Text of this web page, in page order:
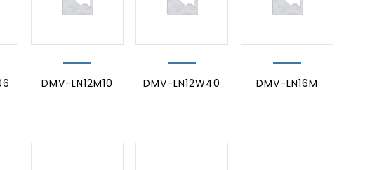
DMV-LN12M10 DMV-LN12W40 DMV-LN16M